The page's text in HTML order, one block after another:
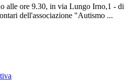
alle ore 9.30, in via Lungo Irno,1 - di
dell'associazione "Autismo ...